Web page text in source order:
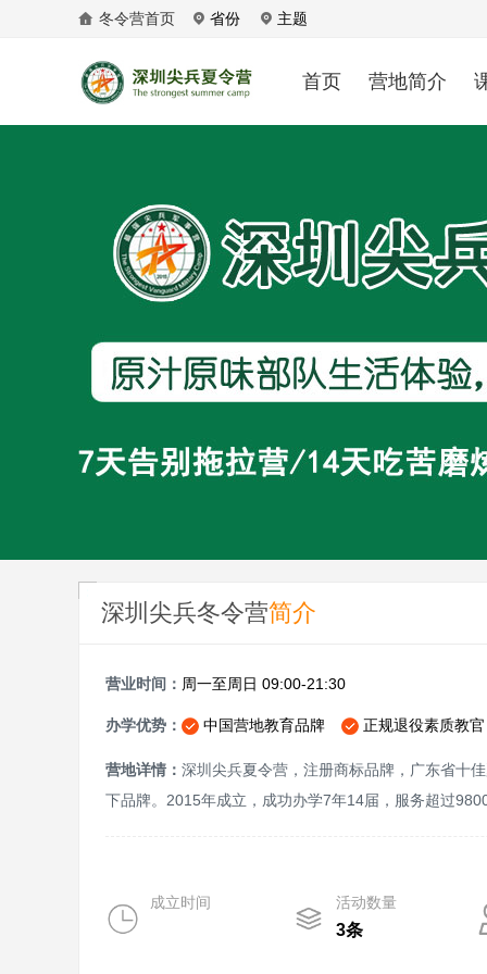
冬令营首页 省份 主题
首页 营地简介
深圳尖兵冬令营简介
营业时间： 周一至周日 09:00-21:30
办学优势： 中国营地教育品牌 正规退役素质教官
营地详情： 深圳尖兵夏令营，注册商标品牌，广东省十
下品牌。2015年成立，成功办学7年14届，服务超过
成立时间 活动数量
3条